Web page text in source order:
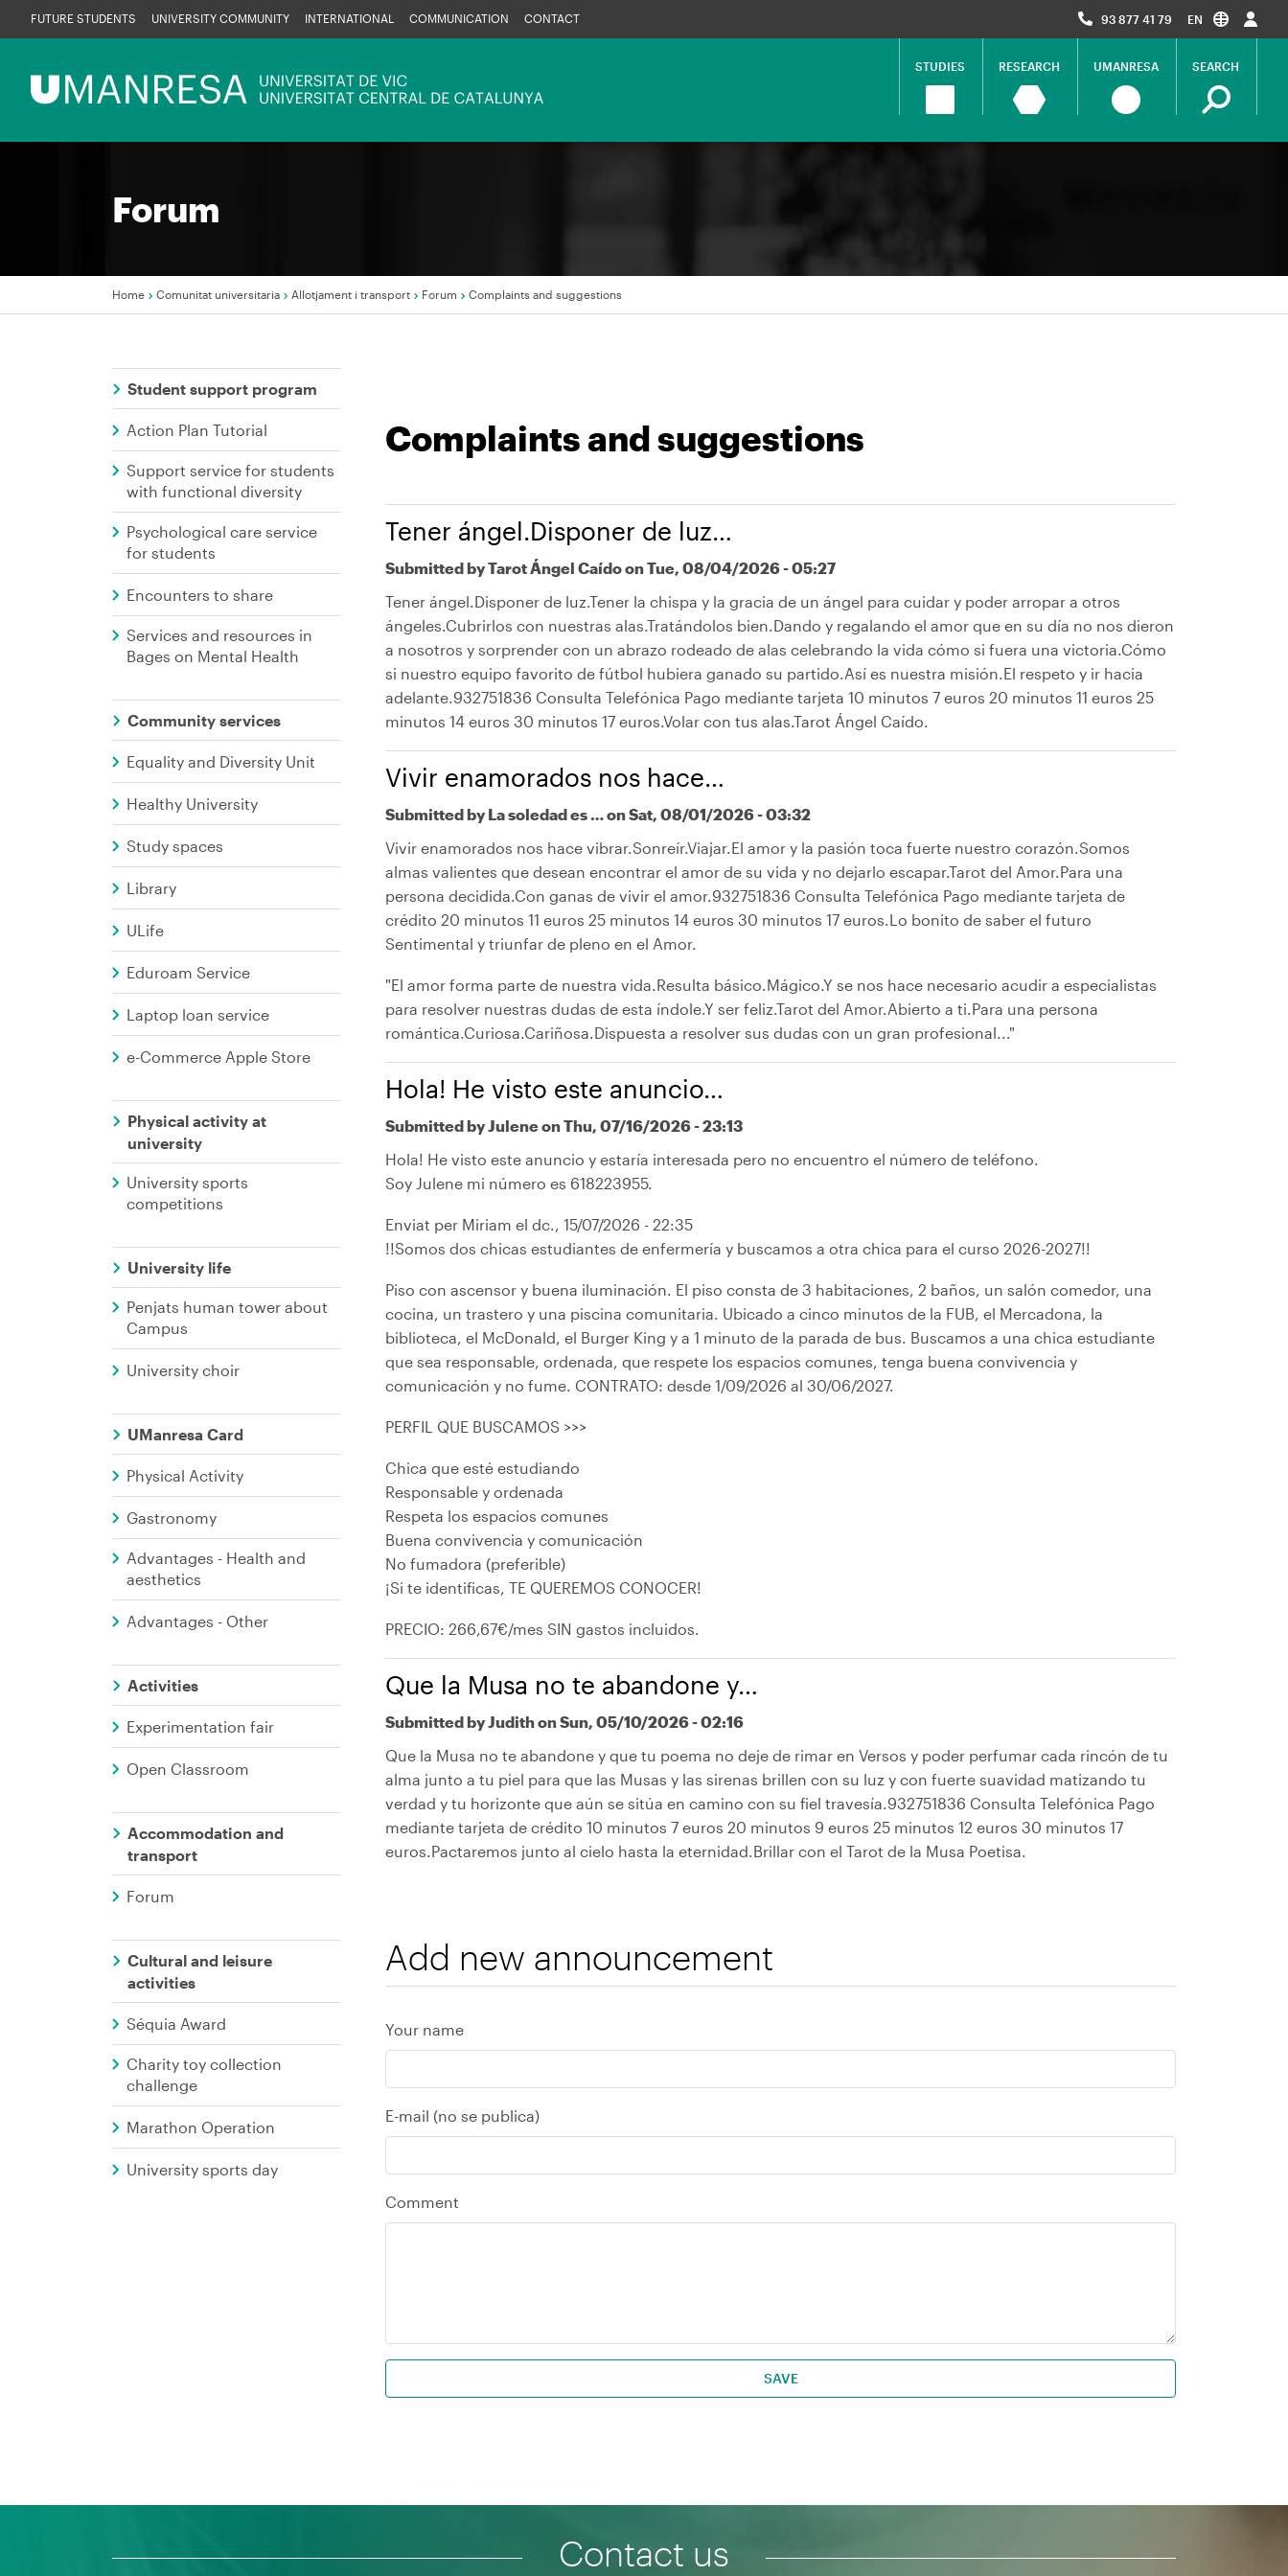
to
Menú
UManresa
FUTURE STUDENTS UNIVERSITY COMMUNITY INTERNATIONAL COMMUNICATION CONTACT 93 877 41 79 EN
Navegació
STUDIES RESEARCH UMANRESA SEARCH
Forum
Home Comunitat universitaria Allotjament i transport Forum Complaints and suggestions
Menú
UManresa
Student support program
Action Plan Tutorial
Support service for students
with functional diversity
Psychological care service
for students
Encounters to share
Services and resources in
Bages on Mental Health
Community services
Equality and Diversity Unit
Healthy University
Study spaces
Library
ULife
Eduroam Service
Laptop loan service
e-Commerce Apple Store
Physical activity at
university
University sports
competitions
University life
Penjats human tower about
Campus
University choir
UManresa Card
Physical Activity
Gastronomy
Advantages - Health and
aesthetics
Advantages - Other
Activities
Experimentation fair
Open Classroom
Accommodation and
transport
Forum
Cultural and leisure
activities
Séquia Award
Charity toy collection
challenge
Marathon Operation
University sports day
Complaints and suggestions
Tener ángel.Disponer de luz…
Submitted byTarot Ángel Caídoon Tue, 08/04/2026 - 05:27
Tener ángel.Disponer de luz.Tener la chispa y la gracia de un ángel para cuidar y poder arropar a otros
ángeles.Cubrirlos con nuestras alas.Tratándolos bien.Dando y regalando el amor que en su día no nos dieron
a nosotros y sorprender con un abrazo rodeado de alas celebrando la vida cómo si fuera una victoria.Cómo
si nuestro equipo favorito de fútbol hubiera ganado su partido.Así es nuestra misión.El respeto y ir hacia
adelante.932751836 Consulta Telefónica Pago mediante tarjeta 10 minutos 7 euros 20 minutos 11 euros 25
minutos 14 euros 30 minutos 17 euros.Volar con tus alas.Tarot Ángel Caído.
Vivir enamorados nos hace…
Submitted by La soledad es …on Sat, 08/01/2026 - 03:32
Vivir enamorados nos hace vibrar.Sonreír.Viajar.El amor y la pasión toca fuerte nuestro corazón.Somos
almas valientes que desean encontrar el amor de su vida y no dejarlo escapar.Tarot del Amor.Para una
persona decidida.Con ganas de vivir el amor.932751836 Consulta Telefónica Pago mediante tarjeta de
crédito 20 minutos 11 euros 25 minutos 14 euros 30 minutos 17 euros.Lo bonito de saber el futuro
Sentimental y triunfar de pleno en el Amor.
"El amor forma parte de nuestra vida.Resulta básico.Mágico.Y se nos hace necesario acudir a especialistas
para resolver nuestras dudas de esta índole.Y ser feliz.Tarot del Amor.Abierto a ti.Para una persona
romántica.Curiosa.Cariñosa.Dispuesta a resolver sus dudas con un gran profesional..."
Hola! He visto este anuncio…
Submitted byJuleneon Thu, 07/16/2026 - 23:13
Hola! He visto este anuncio y estaría interesada pero no encuentro el número de teléfono.
Soy Julene mi número es 618223955.
Enviat per Miriam el dc., 15/07/2026 - 22:35
!!Somos dos chicas estudiantes de enfermería y buscamos a otra chica para el curso 2026-2027!!
Piso con ascensor y buena iluminación. El piso consta de 3 habitaciones, 2 baños, un salón comedor, una
cocina, un trastero y una piscina comunitaria. Ubicado a cinco minutos de la FUB, el Mercadona, la
biblioteca, el McDonald, el Burger King y a 1 minuto de la parada de bus. Buscamos a una chica estudiante
que sea responsable, ordenada, que respete los espacios comunes, tenga buena convivencia y
comunicación y no fume. CONTRATO: desde 1/09/2026 al 30/06/2027.
PERFIL QUE BUSCAMOS >>>
Chica que esté estudiando
Responsable y ordenada
Respeta los espacios comunes
Buena convivencia y comunicación
No fumadora (preferible)
¡Si te identificas, TE QUEREMOS CONOCER!
PRECIO: 266,67€/mes SIN gastos incluidos.
Que la Musa no te abandone y…
Submitted byJudithon Sun, 05/10/2026 - 02:16
Que la Musa no te abandone y que tu poema no deje de rimar en Versos y poder perfumar cada rincón de tu
alma junto a tu piel para que las Musas y las sirenas brillen con su luz y con fuerte suavidad matizando tu
verdad y tu horizonte que aún se sitúa en camino con su fiel travesía.932751836 Consulta Telefónica Pago
mediante tarjeta de crédito 10 minutos 7 euros 20 minutos 9 euros 25 minutos 12 euros 30 minutos 17
euros.Pactaremos junto al cielo hasta la eternidad.Brillar con el Tarot de la Musa Poetisa.
Add new announcement
Your name
E-mail (no se publica)
Comment
Contact us